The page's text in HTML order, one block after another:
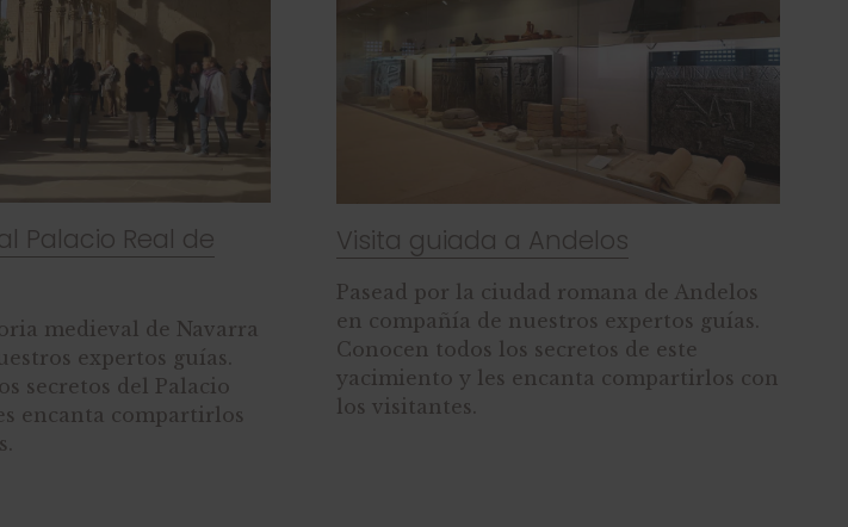
Palacio Real de
medieval de Navarra
expertos guías.
secretos del Palacio
encanta compartirlos
Visita guiada a Andelos
Pasead por la ciudad romana de Andelos
en compañía de nuestros expertos guías.
Conocen todos los secretos de este
yacimiento y les encanta compartirlos con
los visitantes.